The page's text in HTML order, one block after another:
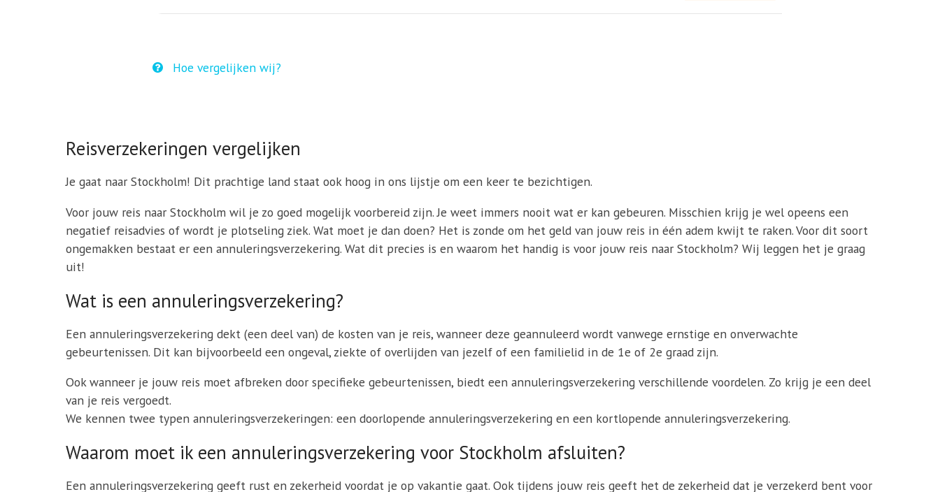
Hoe vergelijken wij?
Reisverzekeringen vergelijken
Je gaat naar Stockholm! Dit prachtige land staat ook hoog in ons lijstje om een keer te bezichtigen.
Voor jouw reis naar Stockholm wil je zo goed mogelijk voorbereid zijn. Je weet immers nooit wat er kan gebeuren. Misschien krijg je wel opeens een
negatief reisadvies of wordt je plotseling ziek. Wat moet je dan doen? Het is zonde om het geld van jouw reis in één adem kwijt te raken. Voor dit soort
ongemakken bestaat er een annuleringsverzekering. Wat dit precies is en waarom het handig is voor jouw reis naar Stockholm? Wij leggen het je graag
uit!
Wat is een annuleringsverzekering?
Een annuleringsverzekering dekt (een deel van) de kosten van je reis, wanneer deze geannuleerd wordt vanwege ernstige en onverwachte
gebeurtenissen. Dit kan bijvoorbeeld een ongeval, ziekte of overlijden van jezelf of een familielid in de 1e of 2e graad zijn.
Ook wanneer je jouw reis moet afbreken door specifieke gebeurtenissen, biedt een annuleringsverzekering verschillende voordelen. Zo krijg je een deel
van je reis vergoedt.
We kennen twee typen annuleringsverzekeringen: een doorlopende annuleringsverzekering en een kortlopende annuleringsverzekering.
Waarom moet ik een annuleringsverzekering voor Stockholm afsluiten?
Een annuleringsverzekering geeft rust en zekerheid voordat je op vakantie gaat. Ook tijdens jouw reis geeft het de zekerheid dat je verzekerd bent voor